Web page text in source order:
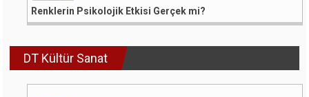
Renklerin Psikolojik Etkisi Gerçek mi?
DT Kültür Sanat